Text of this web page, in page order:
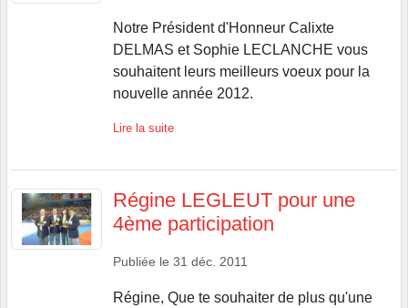
Notre Président d'Honneur Calixte
DELMAS et Sophie LECLANCHE vous
souhaitent leurs meilleurs voeux pour la
nouvelle année 2012.
Lire la suite
Régine LEGLEUT pour une
4ème participation
Publiée le 31 déc. 2011
Régine, Que te souhaiter de plus qu'une